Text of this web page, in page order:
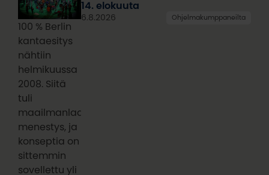
100 % Berlin
kantaesitys
nähtiin
helmikuussa
2008. Siitä
tuli
maailmanlaajuinen
menestys, ja
konseptia on
sittemmin
sovellettu yli
14. elokuuta
6.8.2026 Ohjelmakumppaneilta